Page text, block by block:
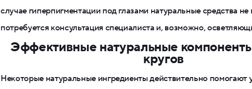
случае гиперпигментации под глазами натуральные средства не
потребуется консультация специалиста и, возможно,
Эффективные натуральные
кругов
Некоторые натуральные ингредиенты действительно помогают